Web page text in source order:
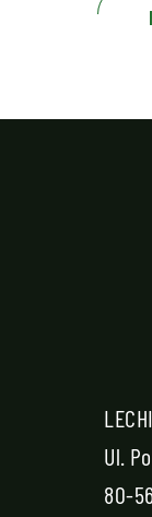
Ul.
80-